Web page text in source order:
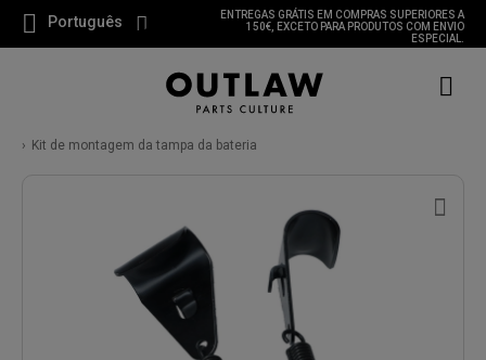
Português
ENTREGAS GRÁTIS EM COMPRAS SUPERIORES A
150€, EXCETO PARA PRODUTOS COM ENVIO
ESPECIAL.
Kit de montagem da tampa da bateria